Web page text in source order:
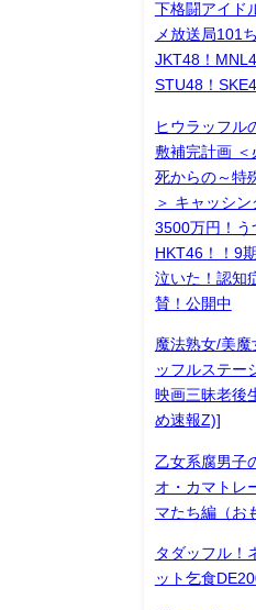
下格闘アイド
メ放送局101
JKT48！
STU48！
ヒウラッフル
敷補完計画 ＜
死からの～特
＞ キャッシ
3500万円！う
HKT46！！9
泣いた！認知
賛！公開中
魔法熟女/美魔
ッフルステー
映画三昧老後
め速報Z)]
乙女系腐男子
オ・カマトレ
マたち編（お
タダッフル！
ット乞食